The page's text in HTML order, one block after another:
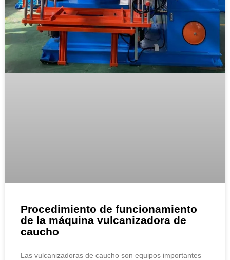
Procedimiento de funcionamiento
de la máquina vulcanizadora de
caucho
Las vulcanizadoras de caucho son equipos importantes